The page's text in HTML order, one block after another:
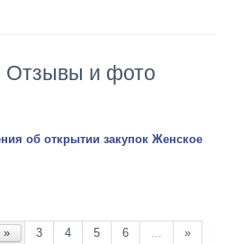
Отзывы и фото
об открытии закупок Женское
» 3 4 5 6
»